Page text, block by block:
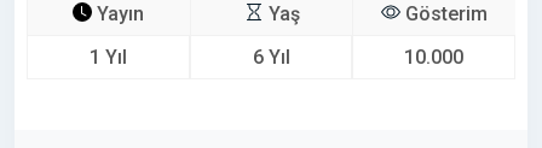
Yayın
1 Yıl
Yaş
6 Yıl
Gösterim
10.000